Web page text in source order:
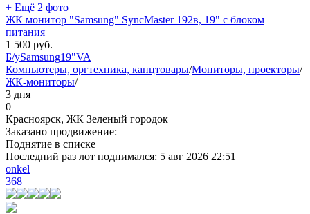
+ Ещё 2 фото
ЖК монитор "Samsung" SyncMaster 192в, 19" с блоком
питания
1 500 руб.
Б/уSamsung19"VA
Компьютеры, оргтехника, канцтовары/Мониторы, проекторы/
ЖК-мониторы/
3 дня
0
Красноярск, ЖК Зеленый городок
Заказано продвижение:
Поднятие в списке
Последний раз лот поднимался: 5 авг 2026 22:51
onkel
368